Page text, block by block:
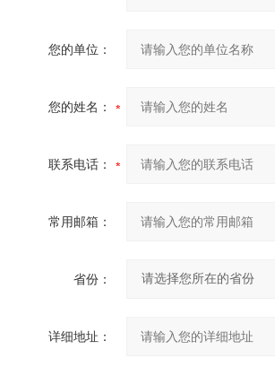
您的单位：
您的姓名：
联系电话：
常用邮箱：
省份：
详细地址：